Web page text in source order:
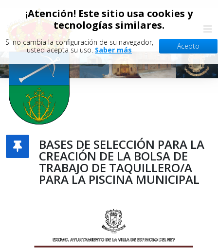
¡Atención! Este sitio usa cookies y
tecnologías similares.
Si no cambia la configuración de su navegador,
usted acepta su uso. Saber más Acepto
BASES DE SELECCIÓN PARA LA
CREACIÓN DE LA BOLSA DE
TRABAJO DE TAQUILLERO/A
PARA LA PISCINA MUNICIPAL